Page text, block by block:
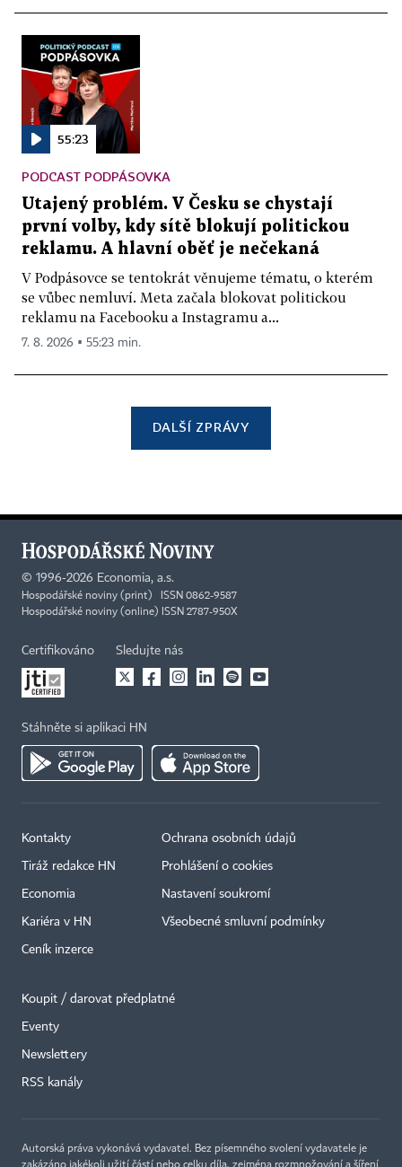
55:23
PODCAST PODPÁSOVKA
Utajený problém. V Česku se chystají
první volby, kdy sítě blokují politickou
reklamu. A hlavní oběť je nečekaná
V Podpásovce se tentokrát věnujeme tématu, o kterém
se vůbec nemluví. Meta začala blokovat politickou
reklamu na Facebooku a Instagramu a...
7. 8. 2026 ▪ 55:23 min.
DALŠÍ ZPRÁVY
© 1996-2026 Economia, a.s.
Hospodářské noviny (print) ISSN 0862-9587
Hospodářské noviny (online) ISSN 2787-950X
Certifikováno Sledujte nás
Stáhněte si aplikaci HN
Kontakty
Tiráž redakce HN
Economia
Kariéra v HN
Ceník inzerce
Ochrana osobních údajů
Prohlášení o cookies
Nastavení soukromí
Všeobecné smluvní podmínky
Koupit / darovat předplatné
Eventy
Newslettery
RSS kanály
Autorská práva vykonává vydavatel. Bez písemného svolení vydavatele je